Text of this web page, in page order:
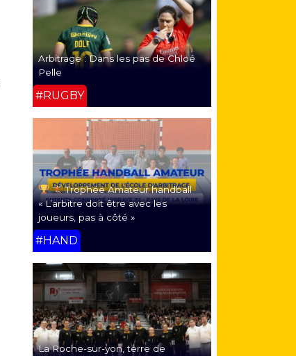
Arbitrage : Dans les pas de Chloé
Pelle
#RUGBY
Trophée Amateur handball
« L’arbitre doit être avec les
joueurs, pas à côté »
#HAND
La Roche-sur-yon, terre de